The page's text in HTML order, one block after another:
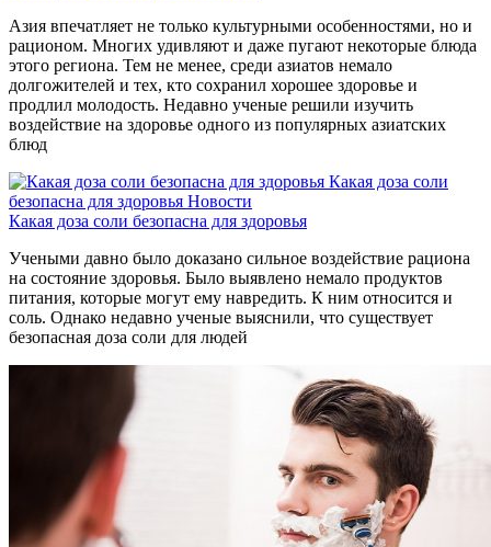
Азия впечатляет не только культурными особенностями, но и
рационом. Многих удивляют и даже пугают некоторые блюда
этого региона. Тем не менее, среди азиатов немало
долгожителей и тех, кто сохранил хорошее здоровье и
продлил молодость. Недавно ученые решили изучить
воздействие на здоровье одного из популярных азиатских
блюд
Какая доза соли
безопасна для здоровья Новости
Какая доза соли безопасна для здоровья
Учеными давно было доказано сильное воздействие рациона
на состояние здоровья. Было выявлено немало продуктов
питания, которые могут ему навредить. К ним относится и
соль. Однако недавно ученые выяснили, что существует
безопасная доза соли для людей